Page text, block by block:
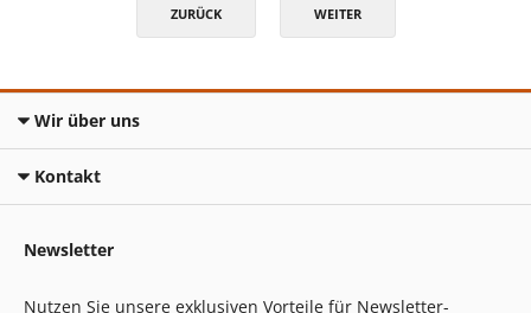
ZURÜCK WEITER
Wir über uns
Kontakt
Newsletter
Nutzen Sie unsere exklusiven Vorteile für Newsletter-